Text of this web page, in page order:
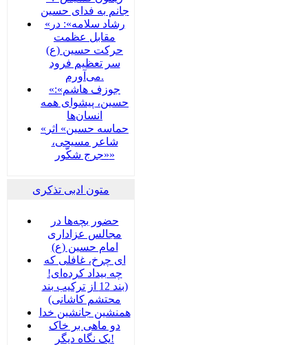
جانم به فدای حسین
«رشاد سلامه»: در
مقابل عظمت
حرکت حسین (ع)
سر تعظیم فرود
می‌آورم.
«جوزف هاشم»:
حسین، پیشوای همه
انسان‌ها
«حماسه حسین» اثر
شاعر مسیحی،
«جرج شکّور»
متون ادبی تذکری
حضور بچه‌‌‌ها در
مجالس عزاداری
امام حسین (ع)
ای چرخ، غافلی که
چه بیداد کرده‌ای!
(بند 12 از ترکیب بند
محتشم کاشانی)
همنشین جانشین خدا
دو ماهی بر خاک
یک نگاه دیگر!